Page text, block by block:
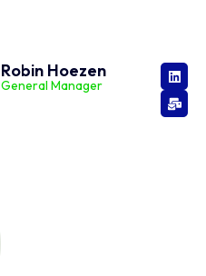
Robin Hoezen
General Manager